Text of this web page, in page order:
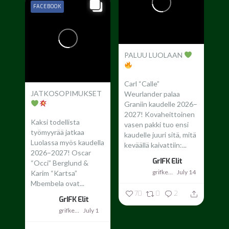
PALUU LUOLAAN
Carl “Calle”
Weurlander palaa
Graniin kaudelle 2026–
2027! Kovaheittoinen
vasen pakki tuo ensi
kaudelle juuri sitä, mitä
keväällä kaivattiin:...
GrIFK Elit
July 14
70 0 2
JATKOSOPIMUKSET
Kaksi todellista
työmyyrää jatkaa
Luolassa myös kaudella
2026–2027! Oscar
“Occi” Berglund &
Karim “Kartsa”
Mbembela ovat...
GrIFK Elit
July 1
FACEBOOK